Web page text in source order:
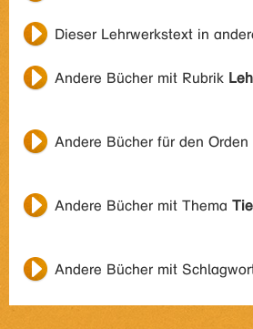
Dieser Lehrwerkstext in
Andere Bücher mit Rubrik
Andere Bücher für den Orden
Andere Bücher mit Thema
Andere Bücher mit